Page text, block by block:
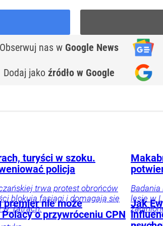
Obserwuj nas w Google News
Dodaj jako źródło w Google
turyści w szoku.
policja
trwa protest obrońców
blokują fasiągi i domagają się
w Tatrach.
Badania
lesie w
premier nie może
o przywróceniu CPN
Jak